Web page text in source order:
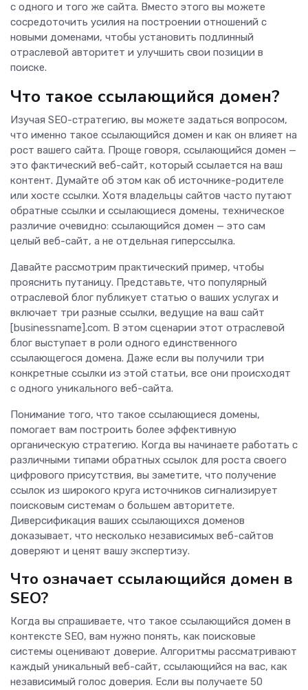
с одного и того же сайта. Вместо этого вы можете
сосредоточить усилия на построении отношений с
новыми доменами, чтобы установить подлинный
отраслевой авторитет и улучшить свои позиции в
поиске.
Что такое ссылающийся домен?
Изучая SEO-стратегию, вы можете задаться вопросом,
что именно такое ссылающийся домен и как он влияет на
рост вашего сайта. Проще говоря, ссылающийся домен —
это фактический веб-сайт, который ссылается на ваш
контент. Думайте об этом как об источнике-родителе
или хосте ссылки. Хотя владельцы сайтов часто путают
обратные ссылки и ссылающиеся домены, техническое
различие очевидно: ссылающийся домен — это сам
целый веб-сайт, а не отдельная гиперссылка.
Давайте рассмотрим практический пример, чтобы
прояснить путаницу. Представьте, что популярный
отраслевой блог публикует статью о ваших услугах и
включает три разные ссылки, ведущие на ваш сайт
[businessname].com. В этом сценарии этот отраслевой
блог выступает в роли одного единственного
ссылающегося домена. Даже если вы получили три
конкретные ссылки из этой статьи, все они происходят
с одного уникального веб-сайта.
Понимание того, что такое ссылающиеся домены,
помогает вам построить более эффективную
органическую стратегию. Когда вы начинаете работать с
различными типами обратных ссылок для роста своего
цифрового присутствия, вы заметите, что получение
ссылок из широкого круга источников сигнализирует
поисковым системам о большем авторитете.
Диверсификация ваших ссылающихся доменов
доказывает, что несколько независимых веб-сайтов
доверяют и ценят вашу экспертизу.
Что означает ссылающийся домен в
SEO?
Когда вы спрашиваете, что такое ссылающийся домен в
контексте SEO, вам нужно понять, как поисковые
системы оценивают доверие. Алгоритмы рассматривают
каждый уникальный веб-сайт, ссылающийся на вас, как
независимый голос доверия. Если вы получаете 50